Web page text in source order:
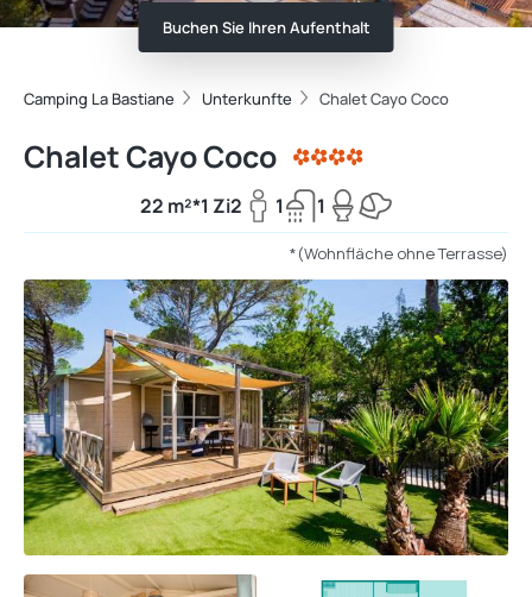
Buchen Sie Ihren Aufenthalt
Camping La Bastiane Unterkunfte Chalet Cayo Coco
Chalet Cayo Coco
22 m²*1 Zi2 1 1
*(Wohnfläche ohne Terrasse)